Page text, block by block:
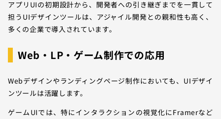
アプリUIの初期設計から、開発者への引き継ぎまでを一貫して
担うUIデザインツールは、アジャイル開発との親和性も高く、
多くの企業で導入されています。
Web・LP・ゲーム制作での応用
Webデザインやランディングページ制作においても、UIデザイ
ンツールは活躍します。
ゲームUIでは、特にインタラクションの視覚化にFramerなど